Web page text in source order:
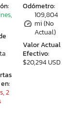
Odómetro:
109,804
mi (No
Actual)
Valor Actual
Efectivo:
$20,294 USD
2